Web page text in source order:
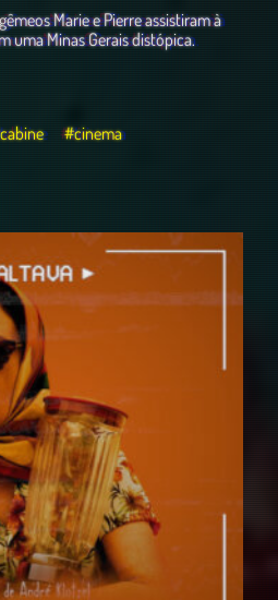
Marie e Pierre assistiram à
uma Minas Gerais distópica.
#cinema